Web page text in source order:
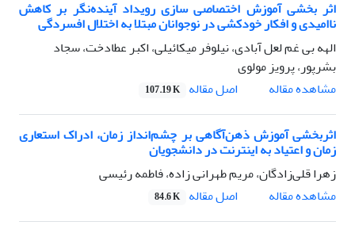
اثر بخشی آموزش اختصاصی سازی رویداد آینده‌نگر بر کاهش
ناامیدی و افکار خودکشی در نوجوانان مبتلا به اختلال افسردگی
الهه بی غم لعل آبادی، نیلوفر میکائیلی، اکبر عطادخت، سجاد
بشرپور، پرویز مولوی
مشاهده مقاله
اصل مقاله 107.19 K
اثربخشی آموزش ذهن‌آگاهی بر چشم‌انداز زمان، ادراک استعاری
زمان و اعتیاد به اینترنت در دانشجویان
زهرا قلی‌زادگان، مریم طهرانی زاده، فاطمه رئیسی
مشاهده مقاله
اصل مقاله 84.6 K